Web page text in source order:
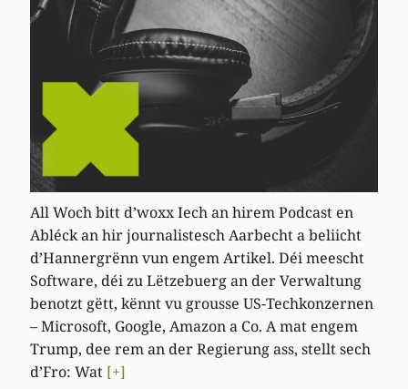
All Woch bitt d’woxx Iech an hirem Podcast en
Abléck an hir journalistesch Aarbecht a beliicht
d’Hannergrënn vun engem Artikel. Déi meescht
Software, déi zu Lëtzebuerg an der Verwaltung
benotzt gëtt, kënnt vu grousse US-Techkonzernen
– Microsoft, Google, Amazon a Co. A mat engem
Trump, dee rem an der Regierung ass, stellt sech
d’Fro: Wat [+]